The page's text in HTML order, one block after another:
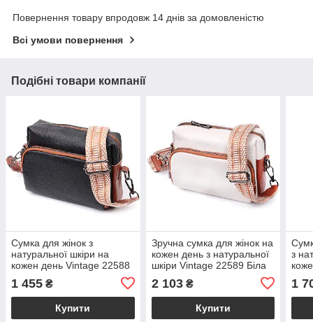
Повернення товару впродовж 14 днів за домовленістю
Всі умови повернення
Подібні товари компанії
Сумка для жінок з
натуральної шкіри на
кожен день Vintage 22588
1 455 ₴
Купити
Зручна сумка для жінок на
кожен день з натуральної
шкіри Vintage 22589 Біла
2 103₴
Купити
з
1